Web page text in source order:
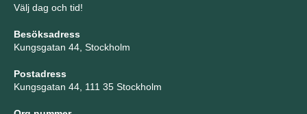
Välj dag och tid!
Besöksadress
Kungsgatan 44, Stockholm
Postadress
Kungsgatan 44, 111 35 Stockholm